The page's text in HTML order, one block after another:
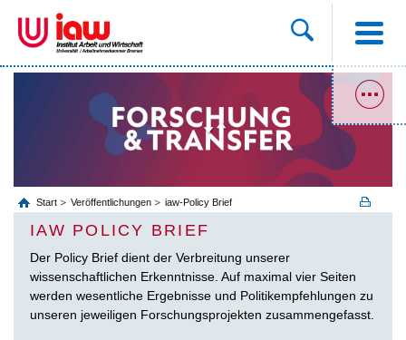
Start Veröffentlichungen iaw-Policy Brief
IAW POLICY BRIEF
Der Policy Brief dient der Verbreitung unserer
wissenschaftlichen Erkenntnisse. Auf maximal vier Seiten
werden wesentliche Ergebnisse und Politikempfehlungen zu
unseren jeweiligen Forschungsprojekten zusammengefasst.